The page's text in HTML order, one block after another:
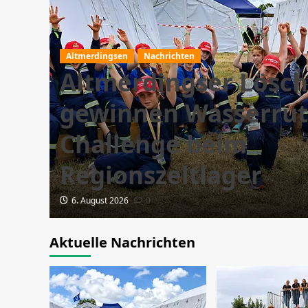
Altmerdingsen Nachrichten
Altmerdingser
gewinnen
Challenge beim
Regionszeltlager
6. August 2026 0
Aktuelle Nachrichten